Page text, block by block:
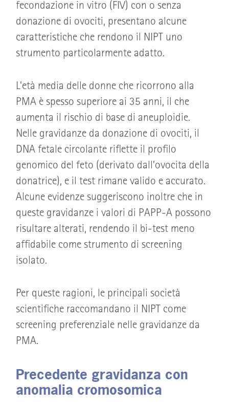
fecondazione in vitro (FIV) con o senza
donazione di ovociti, presentano alcune
caratteristiche che rendono il NIPT uno
strumento particolarmente adatto.
L’età media delle donne che ricorrono alla
PMA è spesso superiore ai 35 anni, il che
aumenta il rischio di base di aneuploidie.
Nelle gravidanze da donazione di ovociti, il
DNA fetale circolante riflette il profilo
genomico del feto (derivato dall’ovocita della
donatrice), e il test rimane valido e accurato.
Alcune evidenze suggeriscono inoltre che in
queste gravidanze i valori di PAPP-A possono
risultare alterati, rendendo il bi-test meno
affidabile come strumento di screening
isolato.
Per queste ragioni, le principali società
scientifiche raccomandano il NIPT come
screening preferenziale nelle gravidanze da
PMA.
Precedente gravidanza con
anomalia cromosomica